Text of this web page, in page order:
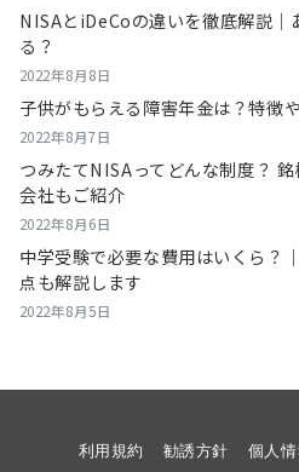
NISAとiDeCoの違いを徹底解説｜
る？
2022年8月8日
子供がもらえる障害年金は？特徴
2022年8月7日
つみたてNISAってどんな制度？
会社もご紹介
2022年8月6日
中学受験で必要な費用はいくら？
点も解説します
2022年8月5日
利用規約 勧誘方針 個人